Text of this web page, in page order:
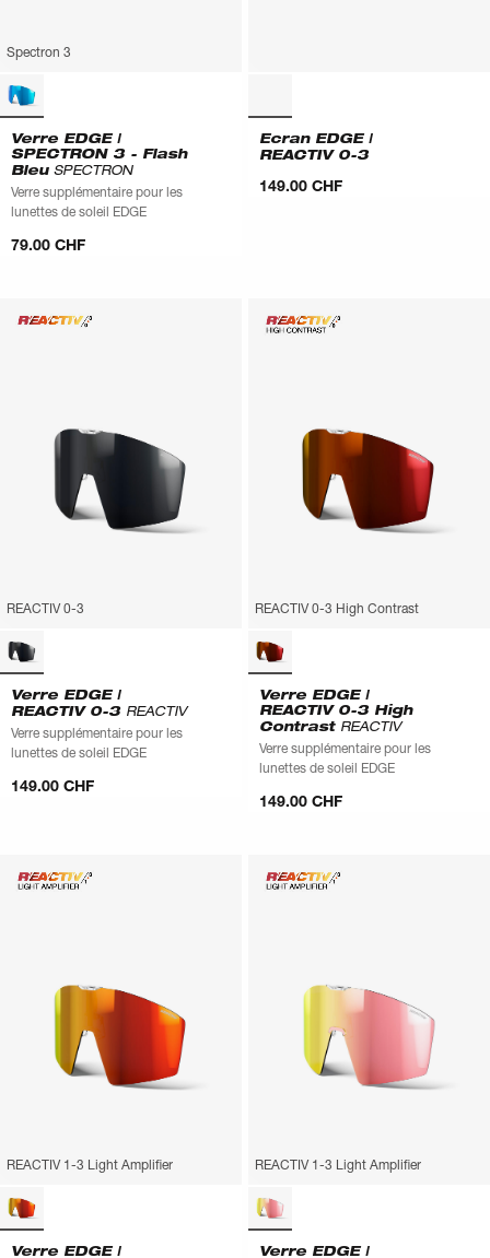
Spectron 3
Verre EDGE |
SPECTRON 3 - Flash
Bleu SPECTRON
Verre supplémentaire pour les
lunettes de soleil EDGE
79.00 CHF
Ecran EDGE |
REACTIV 0-3
149.00 CHF
REACTIV 0-3
Verre EDGE |
REACTIV 0-3 REACTIV
Verre supplémentaire pour les
lunettes de soleil EDGE
149.00 CHF
REACTIV 0-3 High Contrast
Verre EDGE |
REACTIV 0-3 High
Contrast REACTIV
Verre supplémentaire pour les
lunettes de soleil EDGE
149.00 CHF
REACTIV 1-3 Light Amplifier
Verre EDGE |
REACTIV 1-3 Light Amplifier
Verre EDGE |